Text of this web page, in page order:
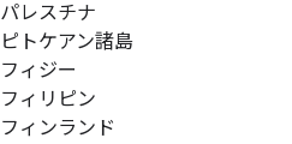
パレスチナ
ピトケアン諸島
フィジー
フィリピン
フィンランド